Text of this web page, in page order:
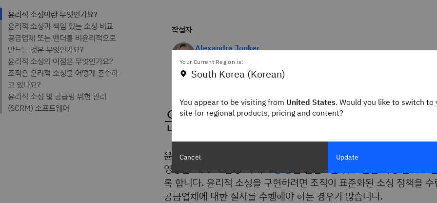
작성자
Alexandra Jonker
Staff Editor
IBM Think
윤리적 소싱이란 무엇인가
윤리적 소싱은 공급업체와 벤더가 공정한 노동 관행을 유지하고, 긍정
영향을 미치고, 환경
록 합니다. 윤리적 소싱을 구현하려면 조직이 표준화된 소싱 정책을
공급업체에 대한 실사를 수행해야 하는 경우가 많습니다.
Your Current Region is:
South Korea (Korean)
You appear to be visiting from United States. Would you like to switch to
site for regional products, pricing and content?
Cancel Update